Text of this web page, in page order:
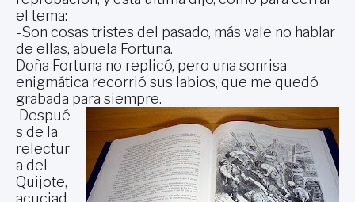
el tema:
-Son cosas tristes del pasado, más vale no hablar
de ellas, abuela Fortuna.
Doña Fortuna no replicó, pero una sonrisa
enigmática recorrió sus labios, que me quedó
grabada para siempre.
Despué
s de la
relectur
a del
Quijote,
acuciad